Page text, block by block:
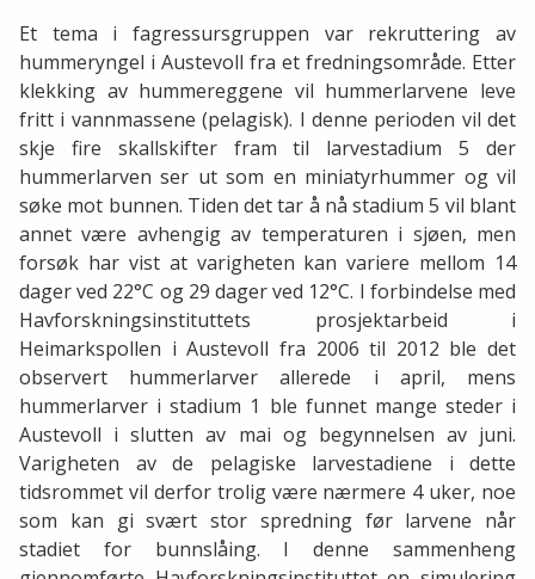
Et tema i fagressursgruppen var rekruttering av
hummeryngel i Austevoll fra et fredningsområde. Etter
klekking av hummereggene vil hummerlarvene leve
fritt i vannmassene (pelagisk). I denne perioden vil det
skje fire skallskifter fram til larvestadium 5 der
hummerlarven ser ut som en miniatyrhummer og vil
søke mot bunnen. Tiden det tar å nå stadium 5 vil blant
annet være avhengig av temperaturen i sjøen, men
forsøk har vist at varigheten kan variere mellom 14
dager ved 22°C og 29 dager ved 12°C. I forbindelse med
Havforskningsinstituttets prosjektarbeid i
Heimarkspollen i Austevoll fra 2006 til 2012 ble det
observert hummerlarver allerede i april, mens
hummerlarver i stadium 1 ble funnet mange steder i
Austevoll i slutten av mai og begynnelsen av juni.
Varigheten av de pelagiske larvestadiene i dette
tidsrommet vil derfor trolig være nærmere 4 uker, noe
som kan gi svært stor spredning før larvene når
stadiet for bunnslåing. I denne sammenheng